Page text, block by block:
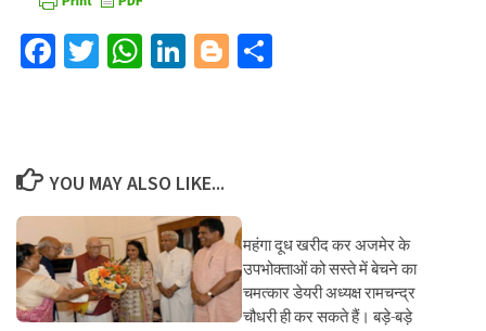
Facebook
TwitterWhatsApp
LinkedIn
Blogger
YOU MAY ALSO LIKE...
महंगा दूध खरीद कर अजमेर के
उपभोक्ताओं को सस्ते में बेचने का
चमत्कार डेयरी अध्यक्ष रामचन्द्र
चौधरी ही कर सकते हैं। बड़े-बड़े